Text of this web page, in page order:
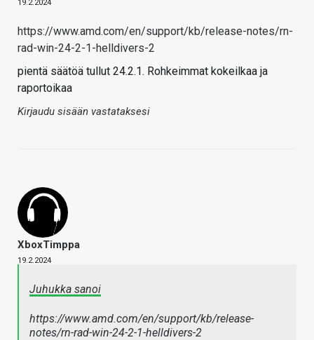
19.2.2024
https://www.amd.com/en/support/kb/release-notes/rn-
rad-win-24-2-1-helldivers-2
pientä säätöä tullut 24.2.1. Rohkeimmat kokeilkaa ja
raportoikaa
Kirjaudu sisään vastataksesi
XboxTimppa
19.2.2024
Juhukka sanoi
https://www.amd.com/en/support/kb/release-
notes/rn-rad-win-24-2-1-helldivers-2